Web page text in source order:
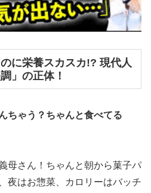
に栄養スカスカ!? 現代人
」の正体！
ちゃう？ちゃんと食べてる
母さん！ちゃんと朝から菓子パ
夜はお惣菜、カロリーはバッチ